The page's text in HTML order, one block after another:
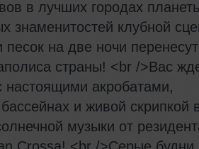
в лучших городах
знаменитостей клубной
на две ночи
страны! <br />Вас
акробатами,
и живой скрипкой
музыки от